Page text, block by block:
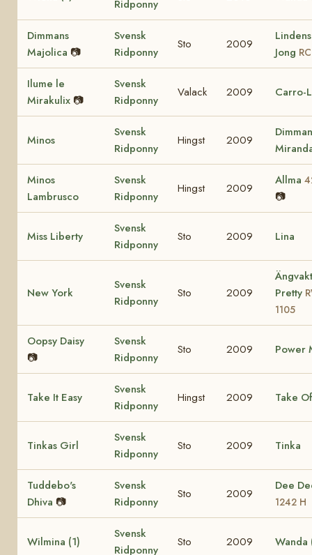
Ridponny
Dimmans
Majolica 📷
Svensk
Ridponny
Sto 2009
Jong
Ilume le
Mirakulix 📷
Svensk
Ridponny
Valack 2009 Carro-
Minos
Svensk
Ridponny
Hingst 2009
Minos
Lambrusco
Svensk
Ridponny
Hingst 2009
Allma
📷
Miss Liberty
Svensk
Ridponny
Sto 2009 Lina
New York
Svensk
Ridponny
Sto 2009
Pretty
1105
Oopsy Daisy
📷
Svensk
Ridponny
Sto 2009 Power
Take It Easy
Svensk
Ridponny
Hingst 2009 Take
Tinkas Girl
Svensk
Ridponny
Sto 2009 Tinka
Tuddebo's
Dhiva 📷
Svensk
Ridponny
Sto 2009
Dee
1242 H
Wilmina (1)
Svensk
Ridponny
Sto 2009 Wanda